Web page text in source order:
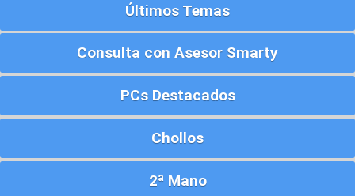
Últimos Temas
Consulta con Asesor Smarty
PCs Destacados
Chollos
2ª Mano